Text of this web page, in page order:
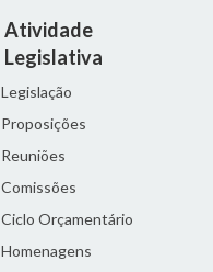
Atividade
Legislativa
Legislação
Proposições
Reuniões
Comissões
Ciclo Orçamentário
Homenagens